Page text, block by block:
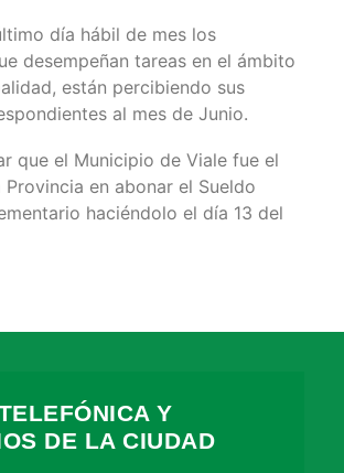
día hábil de mes los
desempeñan tareas en el ámbito
están percibiendo sus
al mes de Junio.
que el Municipio de Viale fue el
en abonar el Sueldo
haciéndolo el día 13 del
Y
DE LA CIUDAD